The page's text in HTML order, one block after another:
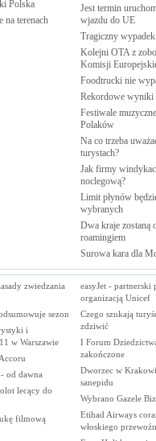
Polska
na terenach
Jest termin
wjazdu do UE
Tragiczny
Kolejni OTA z
Komisji
Foodtrucki nie
Rekordowe wyniki
Festiwale
Polaków
Na co trzeba
turystach?
Jak firmy
noclegową?
Limit płynów
wybranych
Dwa kraje zostaną
roamingiem
Surowa kara dla
zwiedzania
sezon
i
w Warszawie
od dawna
lecący do
filmową
easyJet - partnerski
organizacją Unicef
Czego szukają
zdziwić
I Forum
zakończone
Dworzec w
sanepidu
Wybrano Gazele
Etihad Airways
włoskiego